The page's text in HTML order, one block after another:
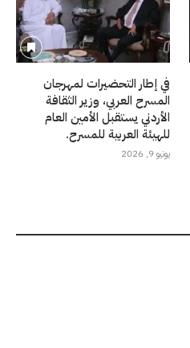
في إطار التحضيرات لمهرجان
المسرح العربي، وزير الثقافة
الأردني يستقبل الأمين العام
للهيئة العربية للمسرح.
يونيو 9, 2026